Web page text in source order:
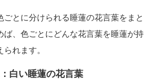
ごとに分けられる睡蓮の花言葉をまと
ば、色ごとにどんな花言葉を睡蓮が持
れます。
白い睡蓮の花言葉